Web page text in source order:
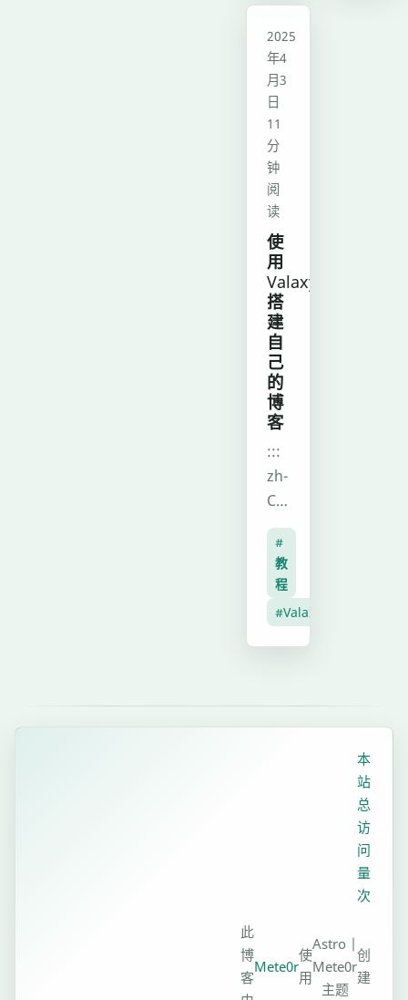
——
无
需
修
改
多
个
文
件，
仅
通
过
main.config.js
即
可
完
所
置，
还
支
持
式
法
使
用
仓
库
地
址:https://
Cloud-
VIP-
Song-
Analysis，
请
注
重
版
权
意
识，
此
软
件
仅
作
为
学
习
使
用
教程
2025
年4
月3
日
11
分
钟
阅
读
使
用
Valaxy
搭
建
自
己
的
博
客
:::
zh-
CN
>##
视
频
教
程：
<iframe
#
教
程
#Valaxy
本
站
总
访
问
量
次
此
博
客
Mete0r
使
用
Astro |
Mete0r
主题
创
建